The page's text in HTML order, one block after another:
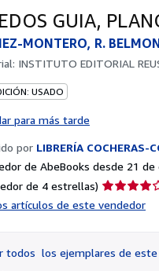
GUIA,
MONTERO, R.
INSTITUTO EDITORIAL
USADO
para más tarde
por LIBRERÍA COCHERAS-
de AbeBooks desde 21
de 4 estrellas) Calificación
artículos de este vendedor
todos los ejemplares de